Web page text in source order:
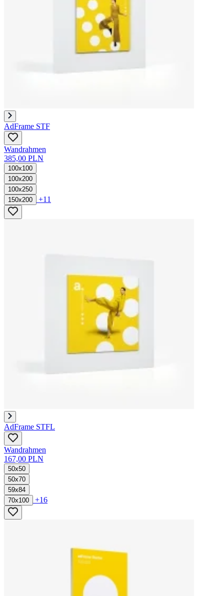
AdFrame STF
Wandrahmen
385,00 PLN
100x100
100x200
100x250
150x200
+11
AdFrame STFL
Wandrahmen
167,00 PLN
50x50
50x70
59x84
70x100
+16